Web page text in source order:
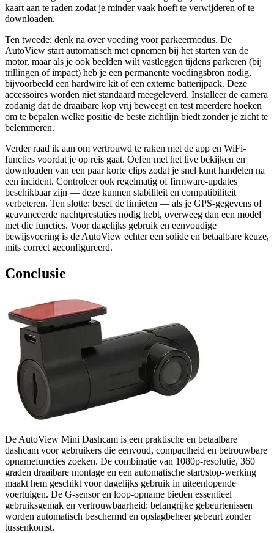
kaart aan te raden zodat je minder vaak hoeft te verwijderen of te
downloaden.
Ten tweede: denk na over voeding voor parkeermodus. De
AutoView start automatisch met opnemen bij het starten van de
motor, maar als je ook beelden wilt vastleggen tijdens parkeren (bij
trillingen of impact) heb je een permanente voedingsbron nodig,
bijvoorbeeld een hardwire kit of een externe batterijpack. Deze
accessoires worden niet standaard meegeleverd. Installeer de camera
zodanig dat de draaibare kop vrij beweegt en test meerdere hoeken
om te bepalen welke positie de beste zichtlijn biedt zonder je zicht te
belemmeren.
Verder raad ik aan om vertrouwd te raken met de app en WiFi-
functies voordat je op reis gaat. Oefen met het live bekijken en
downloaden van een paar korte clips zodat je snel kunt handelen na
een incident. Controleer ook regelmatig of firmware-updates
beschikbaar zijn — deze kunnen stabiliteit en compatibiliteit
verbeteren. Ten slotte: besef de limieten — als je GPS-gegevens of
geavanceerde nachtprestaties nodig hebt, overweeg dan een model
met die functies. Voor dagelijks gebruik en eenvoudige
bewijsvoering is de AutoView echter een solide en betaalbare keuze,
mits correct geconfigureerd.
Conclusie
De AutoView Mini Dashcam is een praktische en betaalbare
dashcam voor gebruikers die eenvoud, compactheid en betrouwbare
opnamefuncties zoeken. De combinatie van 1080p-resolutie, 360
graden draaibare montage en een automatische start/stop-werking
maakt hem geschikt voor dagelijks gebruik in uiteenlopende
voertuigen. De G-sensor en loop-opname bieden essentieel
gebruiksgemak en vertrouwbaarheid: belangrijke gebeurtenissen
worden automatisch beschermd en opslagbeheer gebeurt zonder
tussenkomst.